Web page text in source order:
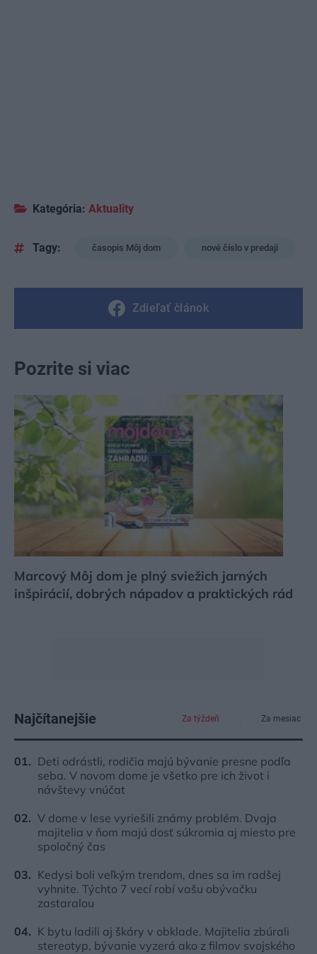
Kategória: Aktuality
Tagy: časopis Môj dom nové číslo v predaji
Zdieľať článok
Pozrite si viac
Marcový Môj dom je plný sviežich jarných
inšpirácií, dobrých nápadov a praktických rád
Najčítanejšie Za týždeň Za mesiac
Deti odrástli, rodičia majú bývanie presne podľa
seba. V novom dome je všetko pre ich život i
návštevy vnúčat
V dome v lese vyriešili známy problém. Dvaja
majitelia v ňom majú dosť súkromia aj miesto pre
spoločný čas
Kedysi boli veľkým trendom, dnes sa im radšej
vyhnite. Týchto 7 vecí robí vašu obývačku
zastaralou
K bytu ladili aj škáry v obklade. Majitelia zbúrali
stereotyp, bývanie vyzerá ako z filmov svojského